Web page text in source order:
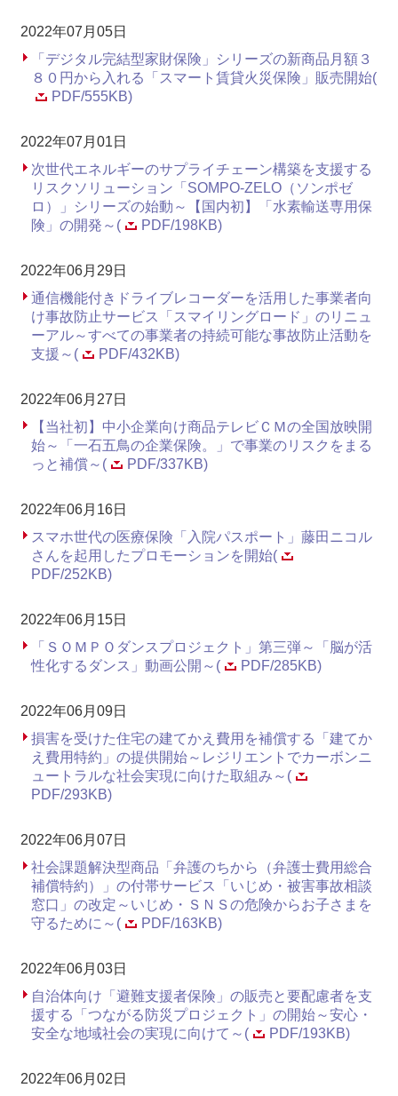
2022年07月05日
「デジタル完結型家財保険」シリーズの新商品月額３
８０円から入れる「スマート賃貸火災保険」販売開始(
PDF/555KB)
2022年07月01日
次世代エネルギーのサプライチェーン構築を支援する
リスクソリューション「SOMPO-ZELO（ソンポゼ
ロ）」シリーズの始動～【国内初】「水素輸送専用保
険」の開発～(
PDF/198KB)
2022年06月29日
通信機能付きドライブレコーダーを活用した事業者向
け事故防止サービス「スマイリングロード」のリニュ
ーアル～すべての事業者の持続可能な事故防止活動を
支援～(
PDF/432KB)
2022年06月27日
【当社初】中小企業向け商品テレビＣＭの全国放映開
始～「一石五鳥の企業保険。」で事業のリスクをまる
っと補償～(
PDF/337KB)
2022年06月16日
スマホ世代の医療保険「入院パスポート」藤田ニコル
さんを起用したプロモーションを開始(
PDF/252KB)
2022年06月15日
「ＳＯＭＰＯダンスプロジェクト」第三弾～「脳が活
性化するダンス」動画公開～(
PDF/285KB)
2022年06月09日
損害を受けた住宅の建てかえ費用を補償する「建てか
え費用特約」の提供開始～レジリエントでカーボンニ
ュートラルな社会実現に向けた取組み～(
PDF/293KB)
2022年06月07日
社会課題解決型商品「弁護のちから（弁護士費用総合
補償特約）」の付帯サービス「いじめ・被害事故相談
窓口」の改定～いじめ・ＳＮＳの危険からお子さまを
守るために～(
PDF/163KB)
2022年06月03日
自治体向け「避難支援者保険」の販売と要配慮者を支
援する「つながる防災プロジェクト」の開始～安心・
安全な地域社会の実現に向けて～(
PDF/193KB)
2022年06月02日